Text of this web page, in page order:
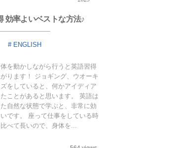
効率よいベストな方法♪
ENGLISH
を動かしながら行うと英語習得
ります！ ジョギング、ウオーキ
をしていると、何かアイディア
ことがあると思います。 英語は
自然な状態で学ぶと、非常に効
です。 座って仕事をしている時
べて長いので、身体を...